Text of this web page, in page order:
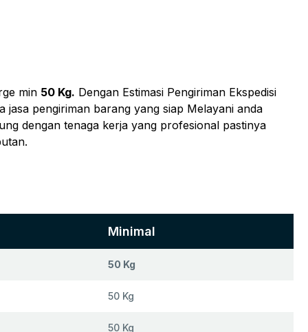
min 50 Kg. Dengan Estimasi Pengiriman Ekspedisi
jasa pengiriman barang yang siap Melayani anda
dengan tenaga kerja yang profesional pastinya
Minimal
50 Kg
50 Kg
50 Kg